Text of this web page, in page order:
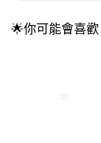
【繳款方式說明】
付款後全家取貨
🌟你可能會喜歡